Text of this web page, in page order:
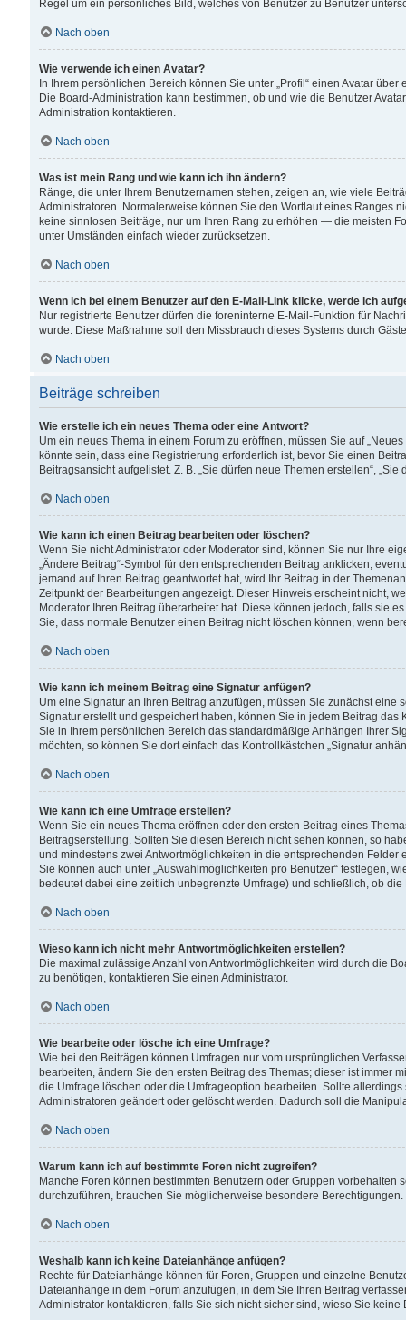
Regel um ein persönliches Bild, welches von Benutzer zu Benutzer
Nach oben
Wie verwende ich einen Avatar?
In Ihrem persönlichen Bereich können Sie unter „Profil“ einen Avatar
Die Board-Administration kann bestimmen, ob und wie die Benutzer
Administration kontaktieren.
Nach oben
Was ist mein Rang und wie kann ich ihn ändern?
Ränge, die unter Ihrem Benutzernamen stehen, zeigen an, wie viele
Administratoren. Normalerweise können Sie den Wortlaut eines Ranges
keine sinnlosen Beiträge, nur um Ihren Rang zu erhöhen — die meisten
unter Umständen einfach wieder zurücksetzen.
Nach oben
Wenn ich bei einem Benutzer auf den E-Mail-Link klicke, werde ich
Nur registrierte Benutzer dürfen die foreninterne E-Mail-Funktion für
wurde. Diese Maßnahme soll den Missbrauch dieses Systems durch
Nach oben
Beiträge schreiben
Wie erstelle ich ein neues Thema oder eine Antwort?
Um ein neues Thema in einem Forum zu eröffnen, müssen Sie auf
könnte sein, dass eine Registrierung erforderlich ist, bevor Sie einen
Beitragsansicht aufgelistet. Z. B. „Sie dürfen neue Themen erstellen“,
Nach oben
Wie kann ich einen Beitrag bearbeiten oder löschen?
Wenn Sie nicht Administrator oder Moderator sind, können Sie nur Ihre
„Ändere Beitrag“-Symbol für den entsprechenden Beitrag anklicken;
jemand auf Ihren Beitrag geantwortet hat, wird Ihr Beitrag in der
Zeitpunkt der Bearbeitungen angezeigt. Dieser Hinweis erscheint nicht,
Moderator Ihren Beitrag überarbeitet hat. Diese können jedoch, falls sie
Sie, dass normale Benutzer einen Beitrag nicht löschen können, wenn
Nach oben
Wie kann ich meinem Beitrag eine Signatur anfügen?
Um eine Signatur an Ihren Beitrag anzufügen, müssen Sie zunächst
Signatur erstellt und gespeichert haben, können Sie in jedem Beitrag
Sie in Ihrem persönlichen Bereich das standardmäßige Anhängen Ihrer
möchten, so können Sie dort einfach das Kontrollkästchen „Signatur
Nach oben
Wie kann ich eine Umfrage erstellen?
Wenn Sie ein neues Thema eröffnen oder den ersten Beitrag eines
Beitragserstellung. Sollten Sie diesen Bereich nicht sehen können, so
und mindestens zwei Antwortmöglichkeiten in die entsprechenden
Sie können auch unter „Auswahlmöglichkeiten pro Benutzer“ festlegen,
bedeutet dabei eine zeitlich unbegrenzte Umfrage) und schließlich, ob
Nach oben
Wieso kann ich nicht mehr Antwortmöglichkeiten erstellen?
Die maximal zulässige Anzahl von Antwortmöglichkeiten wird durch die
zu benötigen, kontaktieren Sie einen Administrator.
Nach oben
Wie bearbeite oder lösche ich eine Umfrage?
Wie bei den Beiträgen können Umfragen nur vom ursprünglichen
bearbeiten, ändern Sie den ersten Beitrag des Themas; dieser ist immer
die Umfrage löschen oder die Umfrageoption bearbeiten. Sollte
Administratoren geändert oder gelöscht werden. Dadurch soll die
Nach oben
Warum kann ich auf bestimmte Foren nicht zugreifen?
Manche Foren können bestimmten Benutzern oder Gruppen
durchzuführen, brauchen Sie möglicherweise besondere
Nach oben
Weshalb kann ich keine Dateianhänge anfügen?
Rechte für Dateianhänge können für Foren, Gruppen und einzelne
Dateianhänge in dem Forum anzufügen, in dem Sie Ihren Beitrag
Administrator kontaktieren, falls Sie sich nicht sicher sind, wieso Sie